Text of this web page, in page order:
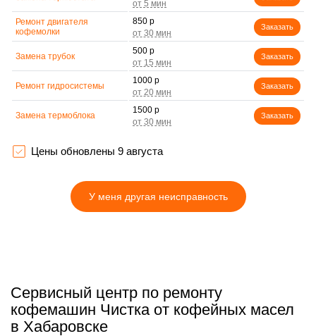
Ремонт двигателя
кофемолки
850 р
Заказать
Замена трубок
500 р
Заказать
Ремонт гидросистемы
1000 р
Заказать
Замена термоблока
1500 р
Заказать
Ремонт кофемолки
Замена счетчика воды
1200 р
Замена пароблока
1090 р
Ремонт ЦЗУ
750 р
Цены обновлены 9 августа
У меня другая неисправность
Сервисный центр по ремонту
кофемашин Чистка от кофейных масел
в Хабаровске